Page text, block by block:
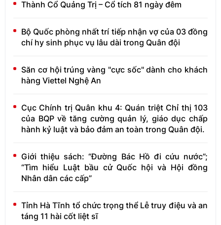
Thành Cổ Quảng Trị – Cổ tích 81 ngày đêm
Bộ Quốc phòng nhất trí tiếp nhận vợ của 03 đồng
chí hy sinh phục vụ lâu dài trong Quân đội
Săn cơ hội trúng vàng "cực sốc" dành cho khách
hàng Viettel Nghệ An
Cục Chính trị Quân khu 4: Quán triệt Chỉ thị 103
của BQP về tăng cường quản lý, giáo dục chấp
hành kỷ luật và bảo đảm an toàn trong Quân đội.
Giới thiệu sách: “Đường Bác Hồ đi cứu nước”;
“Tìm hiểu Luật bầu cử Quốc hội và Hội đồng
Nhân dân các cấp”
Tỉnh Hà Tĩnh tổ chức trọng thể Lễ truy điệu và an
táng 11 hài cốt liệt sĩ